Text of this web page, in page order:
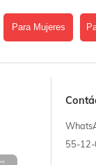
Para Mujeres
55-